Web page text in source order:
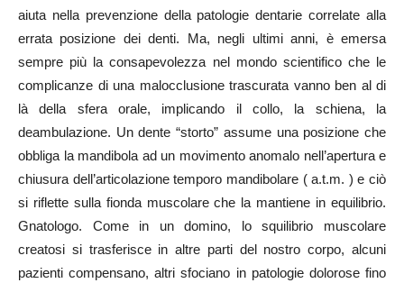
aiuta nella prevenzione della patologie dentarie correlate alla
errata posizione dei denti. Ma, negli ultimi anni, è emersa
sempre più la consapevolezza nel mondo scientifico che le
complicanze di una malocclusione trascurata vanno ben al di
là della sfera orale, implicando il collo, la schiena, la
deambulazione. Un dente “storto” assume una posizione che
obbliga la mandibola ad un movimento anomalo nell’apertura e
chiusura dell’articolazione temporo mandibolare ( a.t.m. ) e ciò
si riflette sulla fionda muscolare che la mantiene in equilibrio.
Gnatologo. Come in un domino, lo squilibrio muscolare
creatosi si trasferisce in altre parti del nostro corpo, alcuni
pazienti compensano, altri sfociano in patologie dolorose fino